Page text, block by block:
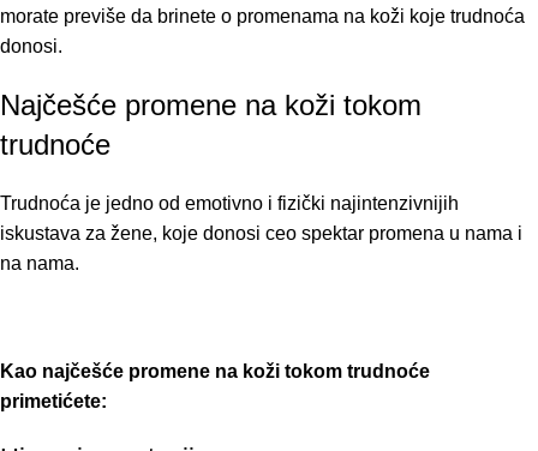
morate previše da brinete o promenama na koži koje trudnoća
donosi.
Najčešće promene na koži tokom
trudnoće
Trudnoća je jedno od emotivno i fizički najintenzivnijih
iskustava za žene, koje donosi ceo spektar promena u nama i
na nama.
Kao najčešće promene na koži tokom trudnoće
primetićete: